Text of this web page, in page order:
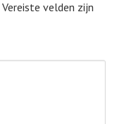
Vereiste velden zijn